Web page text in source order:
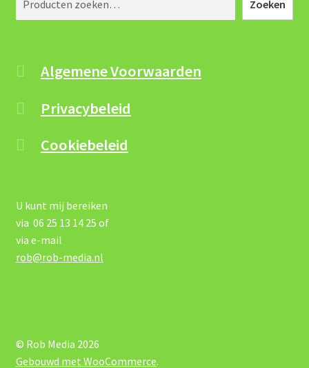
Zoeken
Algemene Voorwaarden
Privacybeleid
Cookiebeleid
U kunt mij bereiken
via 06 25 13 14 25 of
via e-mail
rob@rob-media.nl
© Rob Media 2026
Gebouwd met WooCommerce.